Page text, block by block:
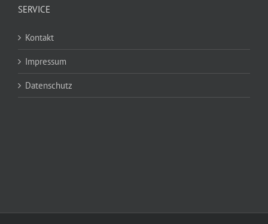
SERVICE
Kontakt
Impressum
Datenschutz